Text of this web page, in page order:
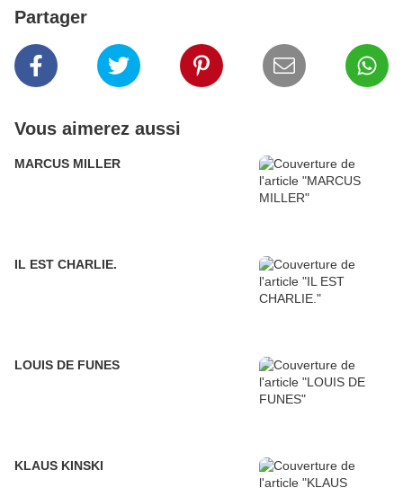
Partager
Vous aimerez aussi
MARCUS MILLER
IL EST CHARLIE.
LOUIS DE FUNES
KLAUS KINSKI